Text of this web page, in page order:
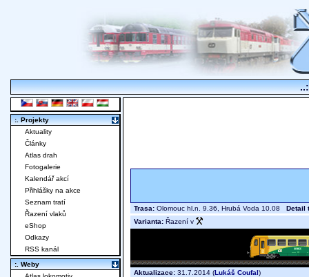
Trasa: Olomouc hl.n. 9.36, Hrubá Voda 10.08 Detail
Varianta: Řazení v
Aktualizace: 31.7.2014 (Lukáš Coufal)
:. Projekty
Aktuality
Články
Atlas drah
Fotogalerie
Kalendář akcí
Přihlášky na akce
Seznam tratí
Řazení vlaků
eShop
Odkazy
RSS kanál
:. Weby